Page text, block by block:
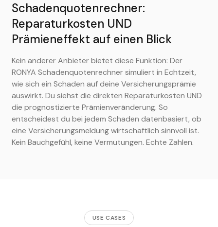
Schadenquotenrechner:
Reparaturkosten UND
Prämieneffekt auf einen Blick
Kein anderer Anbieter bietet diese Funktion: Der
RONYA Schadenquotenrechner simuliert in Echtzeit,
wie sich ein Schaden auf deine Versicherungsprämie
auswirkt. Du siehst die direkten Reparaturkosten UND
die prognostizierte Prämienveränderung. So
entscheidest du bei jedem Schaden datenbasiert, ob
eine Versicherungsmeldung wirtschaftlich sinnvoll ist.
Kein Bauchgefühl, keine Vermutungen. Echte Zahlen.
USE CASES